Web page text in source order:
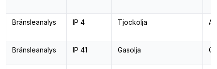
Bränsleanalys IP 4 Tjockolja
Bränsleanalys IP 41 Gasolja